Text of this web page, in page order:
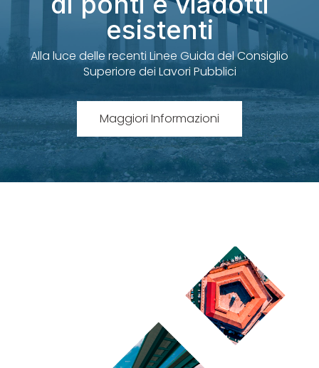
esistenti
Alla luce delle recenti Linee Guida del Consiglio
Superiore dei Lavori Pubblici
Maggiori Informazioni